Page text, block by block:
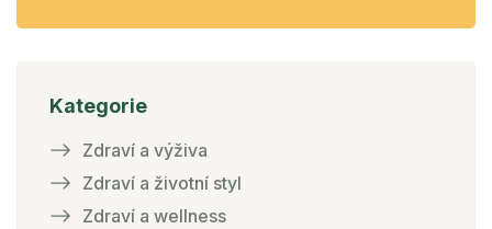
Kategorie
Zdraví a výživa
Zdraví a životní styl
Zdraví a wellness